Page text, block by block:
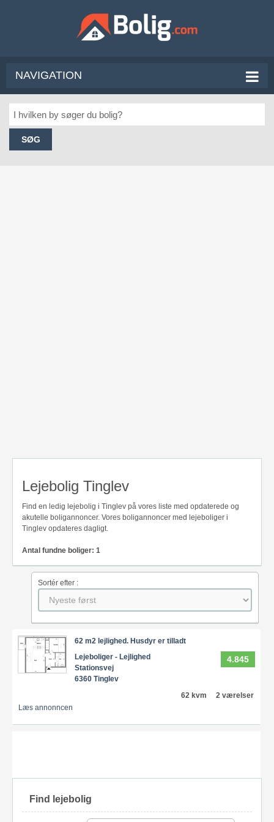
NAVIGATION
SØG
Lejebolig Tinglev
Find en ledig lejebolig i Tinglev på vores liste med opdaterede og
akutelle boligannoncer. Vores boligannoncer med lejeboliger i
Tinglev opdateres dagligt.
Antal fundne boliger: 1
Sortér efter :
62 m2 lejlighed. Husdyr er tilladt
4.845
Lejeboliger - Lejlighed
Stationsvej
6360 Tinglev
62 kvm
2 værelser
Læs annonncen
Find lejebolig